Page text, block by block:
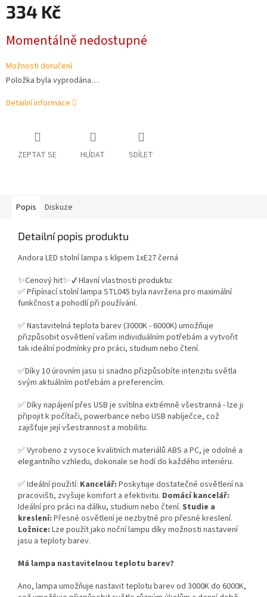
334 Kč
cena:
Momentálně nedostupné
Možnosti doručení
Položka byla vyprodána…
Detailní informace
ZEPTAT SE HLÍDAT SDÍLET
Popis Diskuze
Detailní popis produktu
Andora LED stolní lampa s klipem 1xE27 černá
✨Cenový hit✨ ✔️ Hlavní vlastnosti produktu:
✅ Připínací stolní lampa STL045 byla navržena pro maximální
funkčnost a pohodlí při používání.
✅ Nastavitelná teplota barev (3000K - 6000K) umožňuje
přizpůsobit osvětlení vašim individuálním potřebám a vytvořit
tak ideální podmínky pro práci, studium nebo čtení.
✅Díky 10 úrovním jasu si snadno přizpůsobíte intenzitu světla
svým aktuálním potřebám a preferencím.
✅ Díky napájení přes USB je svítilna extrémně všestranná - lze ji
připojit k počítači, powerbance nebo USB nabíječce, což
zajišťuje její všestrannost a mobilitu.
✅ Vyrobeno z vysoce kvalitních materiálů ABS a PC, je odolné a
elegantního vzhledu, dokonale se hodí do každého interiéru.
✅ Ideální použití: Kancelář: Poskytuje dostatečné osvětlení na
pracovišti, zvyšuje komfort a efektivitu. Domácí kancelář:
Ideální pro práci na dálku, studium nebo čtení. Studie a
kreslení: Přesné osvětlení je nezbytné pro přesné kreslení.
Ložnice: Lze použít jako noční lampu díky možnosti nastavení
jasu a teploty barev.
Má lampa nastavitelnou teplotu barev?
Ano, lampa umožňuje nastavit teplotu barev od 3000K do 6000K,